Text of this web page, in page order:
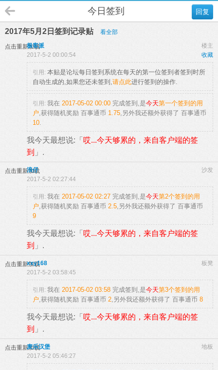
回复
今日签到
2017年5月2日签到记录贴 看全部
点击重新加载 楼主
极客派
收藏
2017-5-2 00:00:54
引用: 本贴是论坛每日签到系统在每天的第一位签到者签到时所
自动生成的,如果您还未签到,请点此进行签到的操作.
引用: 我在 2017-05-02 00:00 完成签到,是今天第一个签到的用
户,获得随机奖励 百事通币 1.75,另外我还额外获得了 百事通币
10.
我今天最想说:「 哎...今天够累的，来自客户端的签
到 」.
点击重新加载 沙发
浪仔
2017-5-2 02:27:44
引用: 我在 2017-05-02 02:27 完成签到,是今天第2个签到的用
户,获得随机奖励 百事通币 2.5,另外我还额外获得了 百事通币
9
我今天最想说:「 哎...今天够累的，来自客户端的签
到 」.
点击重新加载 板凳
xxy168
2017-5-2 03:58:45
引用: 我在 2017-05-02 03:58 完成签到,是今天第3个签到的用
户,获得随机奖励 百事通币 2,另外我还额外获得了 百事通币 8
我今天最想说:「 哎...今天够累的，来自客户端的签
到 」.
点击重新加载 地板
麦乐汉堡
2017-5-2 05:46:27